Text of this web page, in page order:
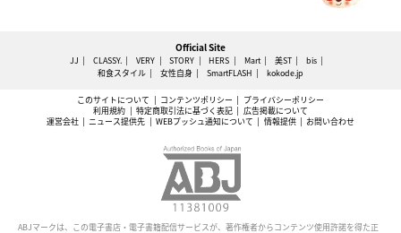
Official Site
JJ CLASSY. VERY STORY HERS Mart 美ST
bis
和食スタイル
女性自身 SmartFLASH kokode.jp
このサイトについて コンテンツポリシー
プライバシーポリシー
利用規約
特定商取引法に基づく表記
広告掲載について
運営会社
ニュース提供先 WEBプッシュ通知について 情報提供 お問い合わせ
ABJマークは、この電子書店・電子書籍配信サービスが、著作権者からコンテンツ使用許諾を得た正